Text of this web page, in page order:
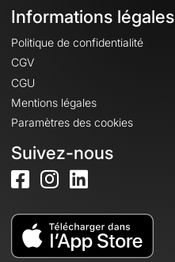
Informations légales
Politique de confidentialité
CGV
CGU
Mentions légales
Paramètres des cookies
Suivez-nous